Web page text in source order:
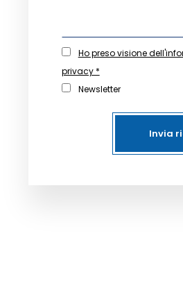
Ho preso visione
privacy *
Newsletter
Invia